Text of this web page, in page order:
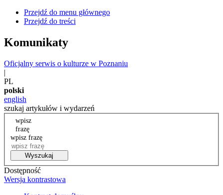
Przejdź do menu głównego
Przejdź do treści
Komunikaty
Oficjalny serwis o kulturze w Poznaniu
|
PL
polski
english
szukaj artykułów i wydarzeń
wpisz
frazę
wpisz frazę
Wyszukaj
Dostępność
Wersja kontrastowa